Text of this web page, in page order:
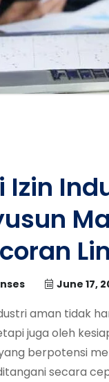
Izin
June 17,
aman tidak
juga oleh
berpotensi
secara